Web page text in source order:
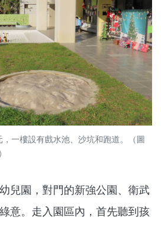
一樓設有戲水池、沙坑和跑道。（圖
園，對門的新強公園、衛武
意。走入園區內，首先聽到孩